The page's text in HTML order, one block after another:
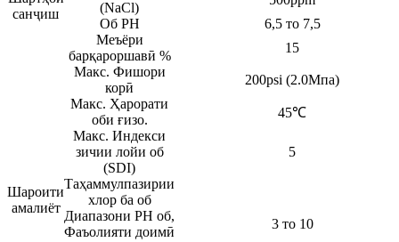
санҷиш
(NaCl)
Об PH
6,5 то 7,5
Меъёри
барқароршавӣ %
15
Шароити
амалиёт
Макс. Фишори
корӣ
200psi (2.0Мпа)
Макс. Ҳарорати
оби ғизо.
45℃
Макс. Индекси
зичии лойи об
(SDI)
5
Таҳаммулпазирии
хлор ба об
Диапазони PH об,
Фаъолияти доимӣ
3 то 10